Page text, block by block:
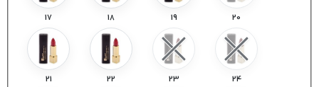
17 18 19 20
21 22 23 24